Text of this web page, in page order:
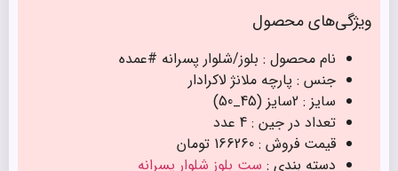
ویژگی‌های محصول
نام محصول : بلوز/شلوار پسرانه #عمده
جنس : پارچه‌ ملانژ لاکرادار
سایز : 2سایز (45_50)
تعداد در جین : 4 عدد
قیمت فروش : 166260 تومان
دسته بندی : ست بلوز شلوار پسرانه